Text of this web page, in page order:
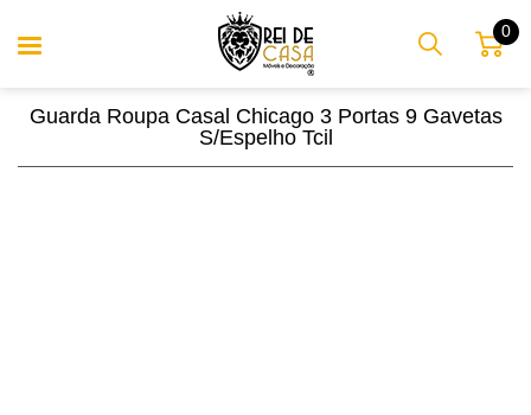
0
Guarda Roupa Casal Chicago 3 Portas 9 Gavetas
S/Espelho Tcil